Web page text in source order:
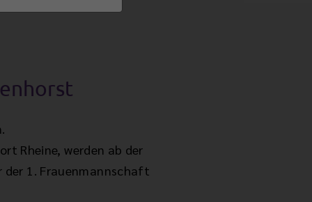
Rheine, werden ab der
der 1. Frauenmannschaft